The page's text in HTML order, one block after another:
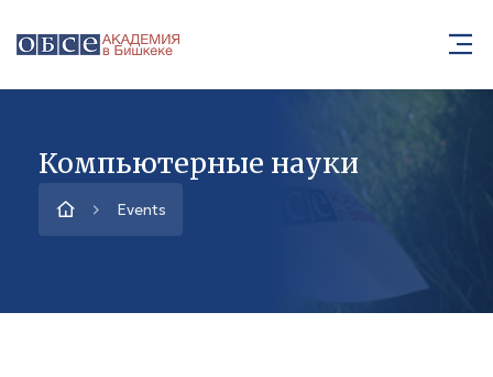
Компьютерные науки
Events